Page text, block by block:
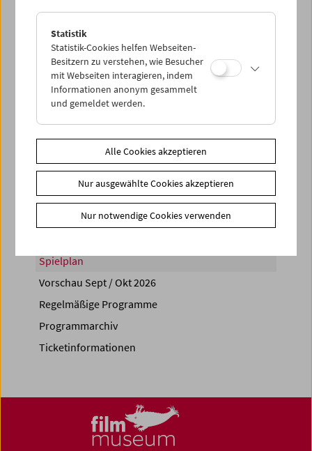
PROGRAMM ÜBERBLICK
Share on
Spielplan
Vorschau Sept / Okt 2026
Regelmäßige Programme
Programmarchiv
Ticketinformationen
Statistik
Statistik-Cookies helfen Webseiten-
Besitzern zu verstehen, wie Besucher
mit Webseiten interagieren, indem
Informationen anonym gesammelt
und gemeldet werden.
Alle Cookies akzeptieren
Nur ausgewählte Cookies akzeptieren
Nur notwendige Cookies verwenden